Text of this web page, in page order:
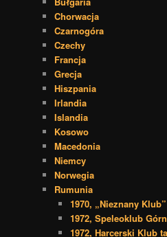
Chorwacja
Czarnogóra
Czechy
Francja
Grecja
Hiszpania
Irlandia
Islandia
Kosowo
Macedonia
Niemcy
Norwegia
Rumunia
1970, „Nieznany
1972, Speleoklub
1972, Harcerski Klub